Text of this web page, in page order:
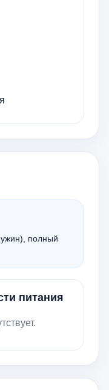
ужин), полный
питания